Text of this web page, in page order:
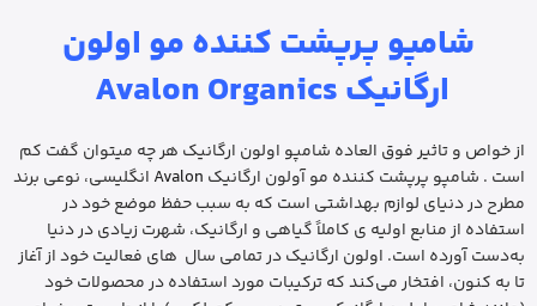
شامپو پرپشت کننده مو اولون
ارگانیک Avalon Organics
از خواص و تاثیر فوق العاده شامپو اولون ارگانیک هر چه میتوان گفت کم
است . شامپو پرپشت کننده مو آولون ارگانیک Avalon انگلیسی، نوعی برند
مطرح در دنیای لوازم بهداشتی است که به سبب حفظ موضع خود در
استفاده از منابع اولیه ی کاملاً گیاهی و ارگانیک، شهرت زیادی در دنیا
به‌دست آورده است. اولون ارگانیک در تمامی سال های فعالیت خود از آغاز
تا به کنون، افتخار می‌کند که ترکیبات مورد استفاده در محصولات خود